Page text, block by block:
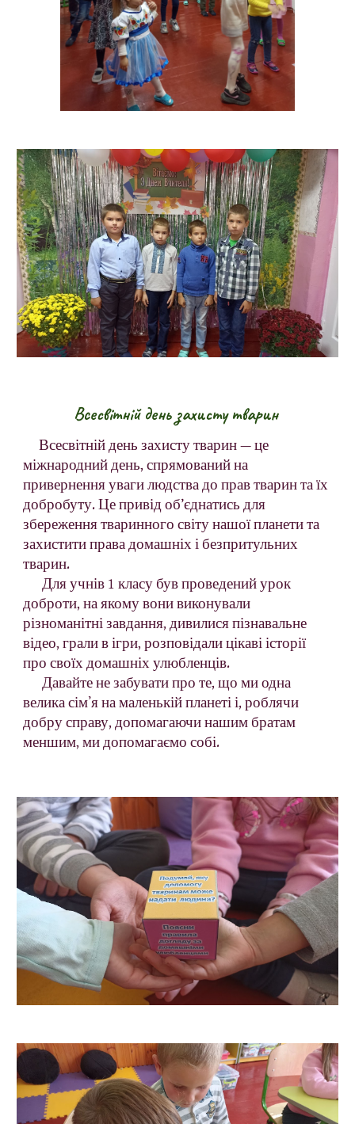
Всесвітній день захисту тварин
Всесвітній день захисту тварин — це
міжнародний день, спрямований на
привернення уваги людства до прав тварин та їх
добробуту. Це привід об’єднатись для
збереження тваринного світу нашої планети та
захистити права домашніх і безпритульних
тварин.
      Для учнів 1 класу був проведений урок
доброти, на якому вони виконували
різноманітні завдання, дивилися пізнавальне
відео, грали в ігри, розповідали цікаві історії
про своїх домашніх улюбленців.
      Давайте не забувати про те, що ми одна
велика сімʼя на маленькій планеті і, роблячи
добру справу, допомагаючи нашим братам
меншим, ми допомагаємо собі.